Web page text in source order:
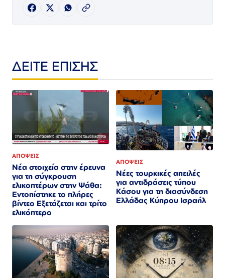
ΔΕΙΤΕ ΕΠΙΣΗΣ
ΑΠΟΨΕΙΣ
Νέα στοιχεία στην έρευνα
για τη σύγκρουση
ελικοπτέρων στην Ψάθα:
Εντοπίστηκε το πλήρες
βίντεο Εξετάζεται και τρίτο
ελικόπτερο​​​​​​​​​​​​​​​​​​​​​​​​​​​​​​​​​​​​​​​​​​​​​​​​​​
ΑΠΟΨΕΙΣ
Νέες τουρκικές απειλές
για αντιδράσεις τύπου
Κάσου για τη διασύνδεση
Ελλάδας Κύπρου Ισραήλ